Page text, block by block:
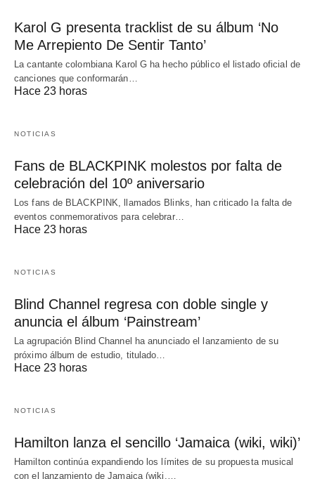
Karol G presenta tracklist de su álbum ‘No
Me Arrepiento De Sentir Tanto’
La cantante colombiana Karol G ha hecho público el listado oficial de
canciones que conformarán…
Hace 23 horas
NOTICIAS
Fans de BLACKPINK molestos por falta de
celebración del 10º aniversario
Los fans de BLACKPINK, llamados Blinks, han criticado la falta de
eventos conmemorativos para celebrar…
Hace 23 horas
NOTICIAS
Blind Channel regresa con doble single y
anuncia el álbum ‘Painstream’
La agrupación Blind Channel ha anunciado el lanzamiento de su
próximo álbum de estudio, titulado…
Hace 23 horas
NOTICIAS
Hamilton lanza el sencillo ‘Jamaica (wiki, wiki)’
Hamilton continúa expandiendo los límites de su propuesta musical
con el lanzamiento de Jamaica (wiki,…